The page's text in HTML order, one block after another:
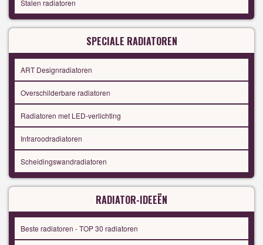
Stalen radiatoren
SPECIALE RADIATOREN
ART Designradiatoren
Overschilderbare radiatoren
Radiatoren met LED-verlichting
Infraroodradiatoren
Scheidingswandradiatoren
RADIATOR-IDEEËN
Beste radiatoren - TOP 30 radiatoren